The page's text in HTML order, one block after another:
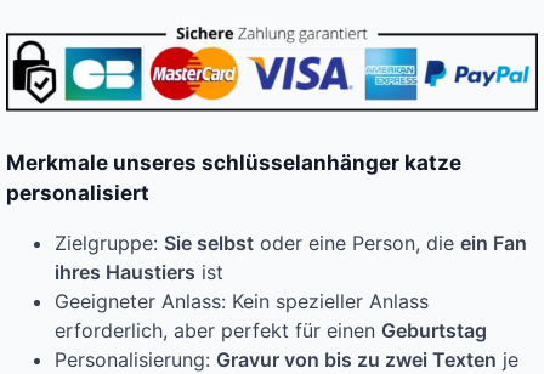
Merkmale unseres schlüsselanhänger katze
personalisiert
Zielgruppe: Sie selbst oder eine Person, die ein Fan
ihres Haustiers ist
Geeigneter Anlass: Kein spezieller Anlass
erforderlich, aber perfekt für einen Geburtstag
Personalisierung: Gravur von bis zu zwei Texten je